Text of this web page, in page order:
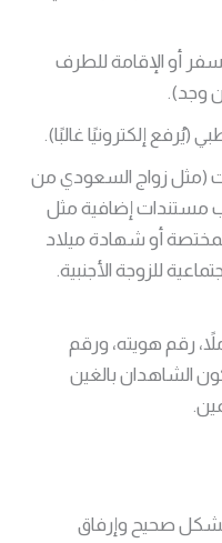
أو الإقامة للطرف
وجد).
(يُرفع إلكترونيًا غالبًا).
(مثل زواج السعودي من
مستندات إضافية مثل
أو شهادة ميلاد
للزوجة الأجنبية.
رقم هويته، ورقم
الشاهدان بالغين
بشكل صحيح وإرفاق